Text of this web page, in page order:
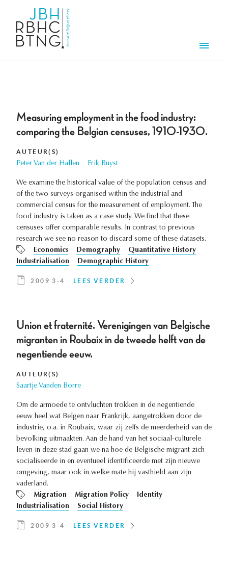
Measuring employment in the food industry:
comparing the Belgian censuses, 1910-1930.
AUTEUR(S)
Peter Van der Hallen Erik Buyst
We examine the historical value of the population census and
of the two surveys organised within the industrial and
commercial census for the measurement of employment. The
food industry is taken as a case study. We find that these
censuses offer comparable results. In contrast to previous
research we see no reason to discard some of these datasets.
Economics
Demography
Quantitative History
Industrialisation
Demographic History
2009 3-4 LEES VERDER
Union et fraternité. Verenigingen van Belgische
migranten in Roubaix in de tweede helft van de
negentiende eeuw.
AUTEUR(S)
Saartje Vanden Borre
Om de armoede te ontvluchten trokken in de negentiende
eeuw heel wat Belgen naar Frankrijk, aangetrokken door de
industrie, o.a. in Roubaix, waar zij zelfs de meerderheid van de
bevolking uitmaakten. Aan de hand van het sociaal-culturele
leven in deze stad gaan we na hoe de Belgische migrant zich
socialiseerde in en eventueel identificeerde met zijn nieuwe
omgeving, maar ook in welke mate hij vasthield aan zijn
vaderland.
Migration
Migration Policy
Identity
Industrialisation
Social History
2009 3-4 LEES VERDER